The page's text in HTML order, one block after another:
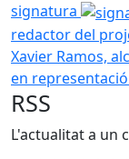
signatura
redactor del
Xavier Ramos,
en
RSS
L'actualitat a un